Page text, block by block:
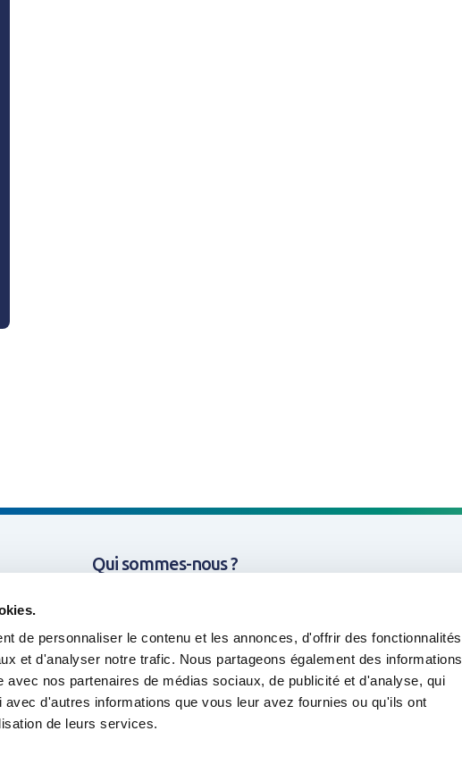
de personnaliser le contenu et les annonces, d'offrir des fonctionnalités
et d'analyser notre trafic. Nous partageons également des informations
avec nos partenaires de médias sociaux, de publicité et d'analyse, qui
d'autres informations que vous leur avez fournies ou qu'ils ont
de leurs services.
Qui sommes-nous ?
Nos projets
Outils & Ressources